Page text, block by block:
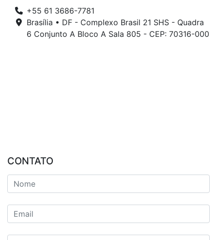
+55 61 3686-7781
Brasília • DF - Complexo Brasil 21 SHS - Quadra
6 Conjunto A Bloco A Sala 805 - CEP: 70316-000
CONTATO